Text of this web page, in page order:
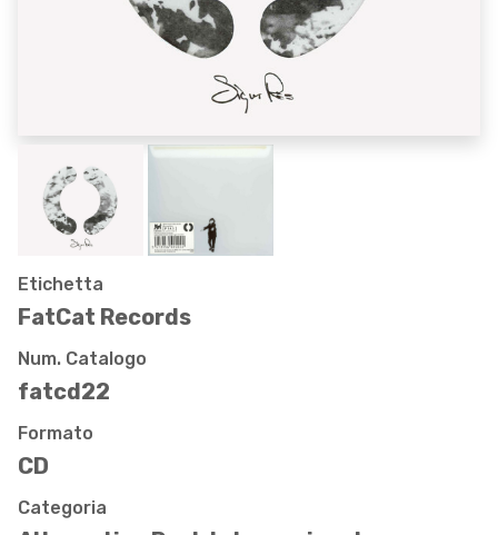
Etichetta
FatCat Records
Num. Catalogo
fatcd22
Formato
CD
Categoria